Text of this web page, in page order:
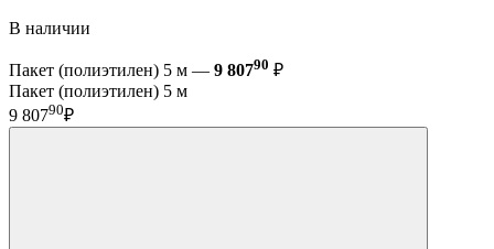
В наличии
Пакет (полиэтилен) 5 м — 9 80790 ₽
Пакет (полиэтилен) 5 м
9 80790₽